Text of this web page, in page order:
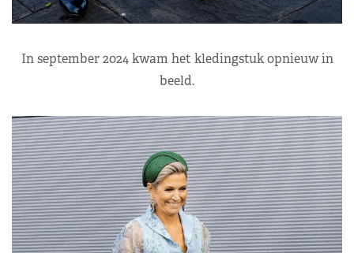
In september 2024 kwam het kledingstuk opnieuw in
beeld.